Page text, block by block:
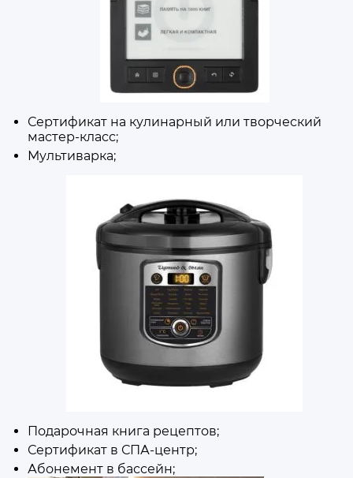
Сертификат на кулинарный или творческий
мастер-класс;
Мультиварка;
Подарочная книга рецептов;
Сертификат в СПА-центр;
Абонемент в бассейн;